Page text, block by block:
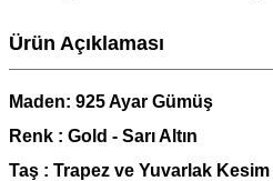
Ürün Açıklaması
Maden: 925 Ayar Gümüş
Renk : Gold - Sarı Altın
Taş : Trapez ve Yuvarlak Kesim